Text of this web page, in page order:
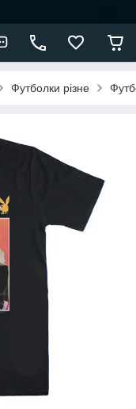
Футболки різне